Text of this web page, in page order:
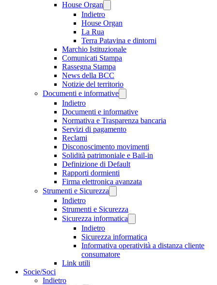
House Organ
Indietro
House Organ
La Rua
Terra Patavina e dintorni
Marchio Istituzionale
Comunicati Stampa
Rassegna Stampa
News della BCC
Notizie del territorio
Documenti e informative
Indietro
Documenti e informative
Normativa e Trasparenza bancaria
Servizi di pagamento
Reclami
Disconoscimento movimenti
Solidità patrimoniale e Bail-in
Definizione di Default
Rapporti dormienti
Firma elettronica avanzata
Strumenti e Sicurezza
Indietro
Strumenti e Sicurezza
Sicurezza informatica
Indietro
Sicurezza informatica
Informativa operatività a distanza cliente
consumatore
Link utili
Socie/Soci
Indietro